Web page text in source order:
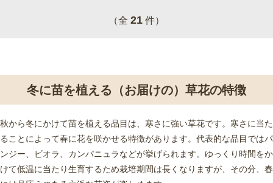
（全 21 件）
冬に苗を植える（お届けの）草花の特徴
秋から冬にかけて苗を植える品目は、寒さに強い草花です。寒さに当た
ることによって春に花を咲かせる特徴があります。代表的な品目ではパ
ンジー、ビオラ、カンパニュラなどが挙げられます。ゆっくり時間をか
けて低温に当たり生育するため栽培期間は長くなりますが、その分、春